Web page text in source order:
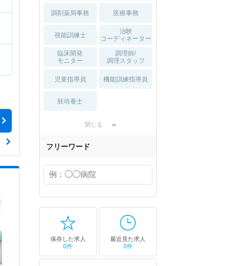
調剤薬局事務 医療事務
視能訓練士
治験
コーディネーター
臨床開発
モニター
調理師/
調理スタッフ
児童指導員 機能訓練指導員
胚培養士
閉じる
フリーワード
保存した求人
0件
最近見た求人
0件